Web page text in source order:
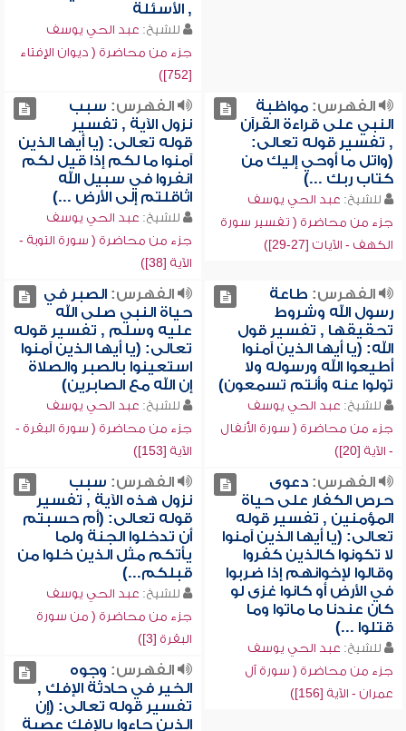
, الأسئلة
للشيخ: عبد الحي يوسف
جزء من محاضرة ( ديوان الإفتاء
[752])
الفهرس:مواظبة
النبي على قراءة القرآن
, تفسير قوله تعالى:
(واتل ما أوحي إليك من
كتاب ربك ...)
للشيخ: عبد الحي يوسف
جزء من محاضرة ( تفسير سورة
الكهف - الآيات [27-29])
الفهرس: سبب
نزول الآية , تفسير
قوله تعالى: (يا أيها الذين
آمنوا ما لكم إذا قيل لكم
انفروا في سبيل الله
اثاقلتم إلى الأرض ...)
للشيخ: عبد الحي يوسف
جزء من محاضرة ( سورة التوبة -
الآية [38])
الفهرس: طاعة
رسول الله وشروط
تحقيقها , تفسير قول
الله: (يا أيها الذين آمنوا
أطيعوا الله ورسوله ولا
تولوا عنه وأنتم تسمعون)
للشيخ: عبد الحي يوسف
جزء من محاضرة ( سورة الأنفال
- الآية [20])
الفهرس:الصبر في
حياة النبي صلى الله
عليه وسلم , تفسير قوله
تعالى: (يا أيها الذين آمنوا
استعينوا بالصبر والصلاة
إن الله مع الصابرين)
للشيخ: عبد الحي يوسف
جزء من محاضرة ( سورة البقرة -
الآية [153])
الفهرس:دعوى
حرص الكفار على حياة
المؤمنين , تفسير قوله
تعالى: (يا أيها الذين آمنوا
لا تكونوا كالذين كفروا
وقالوا لإخوانهم إذا ضربوا
في الأرض أو كانوا غزى لو
كان عندنا ما ماتوا وما
قتلوا ...)
للشيخ: عبد الحي يوسف
جزء من محاضرة ( سورة آل
عمران - الآية [156])
الفهرس: سبب
نزول هذه الآية , تفسير
قوله تعالى: (أم حسبتم
أن تدخلوا الجنة ولما
يأتكم مثل الذين خلوا من
قبلكم...)
للشيخ: عبد الحي يوسف
جزء من محاضرة ( من سورة
البقرة [3])
الفهرس: وجوه
الخير في حادثة الإفك ,
تفسير قوله تعالى: (إن
الذين جاءوا بالإفك عصبة